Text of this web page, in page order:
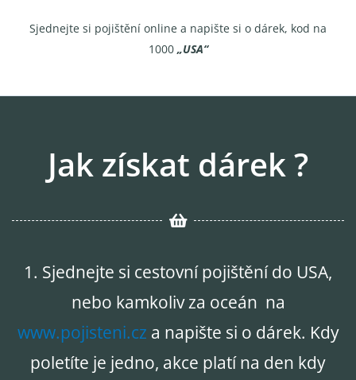
Sjednejte si pojištění online a napište si o dárek, kod na
1000 „USA“
Jak získat dárek ?
1. Sjednejte si cestovní pojištění do USA,
nebo kamkoliv za oceán na
www.pojisteni.cz a napište si o dárek. Kdy
poletíte je jedno, akce platí na den kdy